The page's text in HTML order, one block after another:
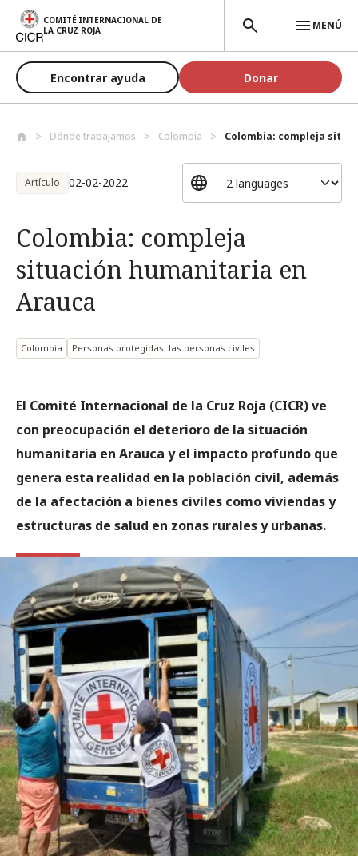
Pasar al contenido principal
COMITÉ INTERNACIONAL DE
LA CRUZ ROJA
MENÚ
Encontrar ayuda Donar
Dónde trabajamos Colombia Colombia: compleja
Artículo 02-02-2022
Colombia: compleja
situación humanitaria en
Arauca
Colombia Personas protegidas: las personas civiles
El Comité Internacional de la Cruz Roja (CICR) ve
con preocupación el deterioro de la situación
humanitaria en Arauca y el impacto profundo que
genera esta realidad en la población civil, además
de la afectación a bienes civiles como viviendas y
estructuras de salud en zonas rurales y urbanas.